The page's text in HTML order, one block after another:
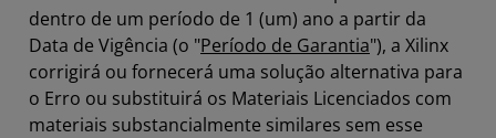
dentro de um período de 1 (um) ano a partir da
Data de Vigência (o "Período de Garantia"), a Xilinx
corrigirá ou fornecerá uma solução alternativa para
o Erro ou substituirá os Materiais Licenciados com
materiais substancialmente similares sem esse